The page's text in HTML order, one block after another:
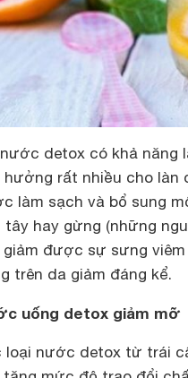
detox có khả năng
hưởng rất nhiều cho làn
làm sạch và bổ sung
tây hay gừng (những
giảm được sự sưng
trên da giảm đáng kể.
uống detox giảm mỡ
loại nước detox từ trái